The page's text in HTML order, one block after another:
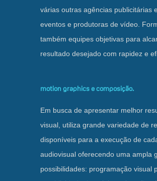
várias outras agências publicitárias
eventos e produtoras de vídeo.
também equipes objetivas para
resultado desejado com rapidez e
motion graphics e composição.
Em busca de apresentar melhor
visual, utiliza grande variedade de
disponíveis para a execução de
audiovisual oferecendo uma ampla
possibilidades: programação visual